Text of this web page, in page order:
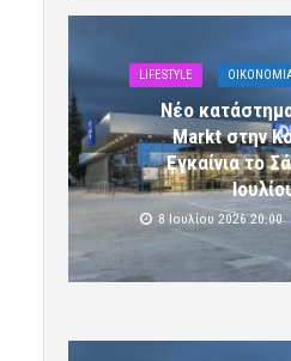
LIFESTYLE
Νέο
Markt στην
Εγκαίνια το
8 Ιουλίου 2026 20:00